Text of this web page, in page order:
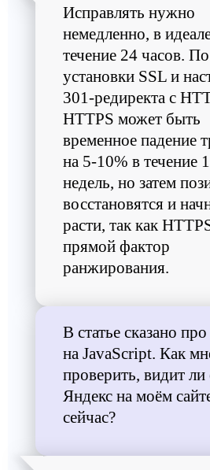
Исправлять нужно
немедленно, в
течение 24 часов.
установки SSL и
301-редиректа с
HTTPS может быть
временное падение
на 5-10% в течение
недель, но затем
восстановятся и
расти, так как
прямой фактор
ранжирования.
В статье сказано
на JavaScript. Как
проверить, видит ли
Яндекс на моём
сейчас?